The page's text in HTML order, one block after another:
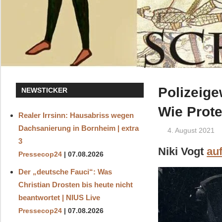
Wie
4. August 2021
Niki Vogt
NEWSTICKER
Realer Irrsinn: Hausabriss wegen
Dachsanierung in Bornheim | extra
3
Pressecop24 07.08.2026
Der „deutsche Fauci“: Was
Christian Drosten bis heute nicht
beantwortet | NIUS Live
Pressecop24 07.08.2026